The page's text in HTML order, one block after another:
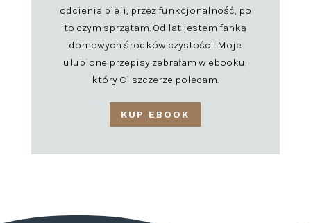
odcienia bieli, przez funkcjonalność, po
to czym sprzątam. Od lat jestem fanką
domowych środków czystości. Moje
ulubione przepisy zebrałam w ebooku,
który Ci szczerze polecam.
KUP EBOOK